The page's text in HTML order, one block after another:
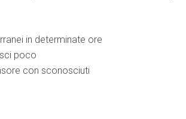
in determinate ore
poco
con sconosciuti